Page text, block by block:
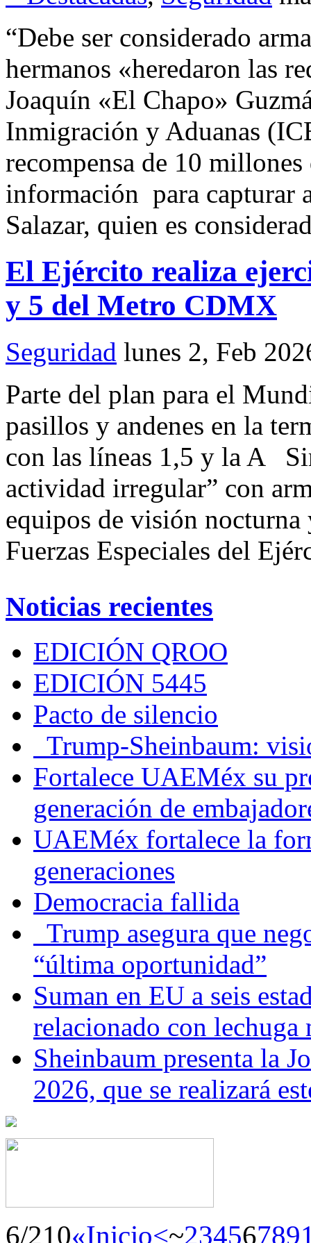
“Debe ser considerado
hermanos «heredaron las
Joaquín «El Chapo»
Inmigración y Aduanas
recompensa de 10
información para capturar
Salazar, quien es
El Ejército realiza
y 5 del Metro CDMX
Seguridad lunes 2, Feb
Parte del plan para el
pasillos y andenes en la
con las líneas 1,5 y la A
actividad irregular” con
equipos de visión nocturna
Fuerzas Especiales del
Noticias recientes
EDICIÓN QROO
EDICIÓN 5445
Pacto de silencio
Trump-Sheinbaum:
Fortalece UAEMéx su
generación de
UAEMéx fortalece la
generaciones
Democracia fallida
Trump asegura que
“última oportunidad”
Suman en EU a seis
relacionado con lechuga
Sheinbaum presenta la
2026, que se realizará
6/210«Inicio<~23456789